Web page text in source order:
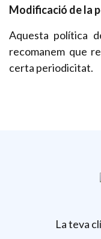
Modificació de la
Aquesta política
recomanem que
certa periodicitat.
La teva